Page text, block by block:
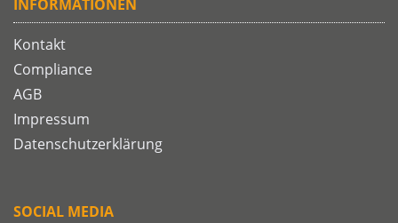
INFORMATIONEN
Kontakt
Compliance
AGB
Impressum
Datenschutzerklärung
SOCIAL MEDIA